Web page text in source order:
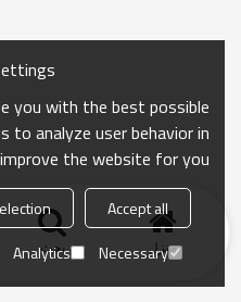
منزل بحث
you with the best possible
to analyze user behavior in
the website for you.
Accept all
Necessary
Analytics